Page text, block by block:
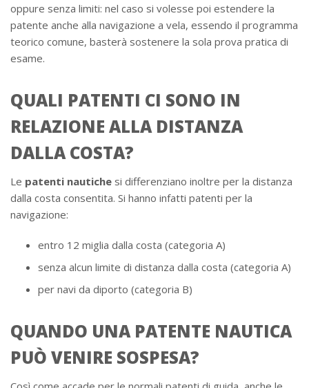
oppure senza limiti: nel caso si volesse poi estendere la
patente anche alla navigazione a vela, essendo il programma
teorico comune, basterà sostenere la sola prova pratica di
esame.
QUALI PATENTI CI SONO IN
RELAZIONE ALLA DISTANZA
DALLA COSTA?
Le patenti nautiche si differenziano inoltre per la distanza
dalla costa consentita. Si hanno infatti patenti per la
navigazione:
entro 12 miglia dalla costa (categoria A)
senza alcun limite di distanza dalla costa (categoria A)
per navi da diporto (categoria B)
QUANDO UNA PATENTE NAUTICA
PUÒ VENIRE SOSPESA?